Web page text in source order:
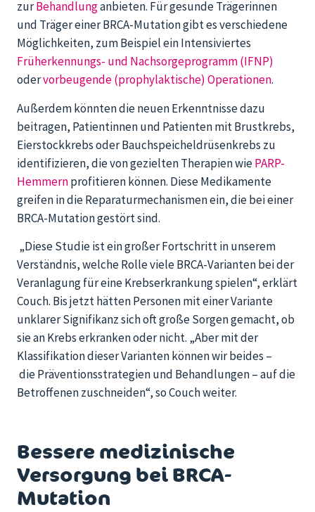
zurBehandlunganbieten. Für gesunde Trägerinnen
und Träger einer BRCA-Mutation gibt es verschiedene
Möglichkeiten, zum Beispiel ein Intensiviertes
Früherkennungs- und Nachsorgeprogramm (IFNP)
odervorbeugende (prophylaktische) Operationen.
Außerdem könnten die neuen Erkenntnisse dazu
beitragen, Patientinnen und Patienten mit Brustkrebs,
Eierstockkrebs oder Bauchspeicheldrüsenkrebs zu
identifizieren, die von gezielten Therapien wiePARP-
Hemmernprofitieren können. Diese Medikamente
greifen in die Reparaturmechanismen ein, die bei einer
BRCA-Mutation gestört sind.
„Diese Studie ist ein großer Fortschritt in unserem
Verständnis, welche Rolle viele BRCA-Varianten bei der
Veranlagung für eine Krebserkrankung spielen“, erklärt
Couch. Bis jetzt hätten Personen mit einer Variante
unklarer Signifikanz sich oft große Sorgen gemacht, ob
sie an Krebs erkranken oder nicht. „Aber mit der
Klassifikation dieser Varianten können wir beides –
die Präventionsstrategien und Behandlungen – auf die
Betroffenen zuschneiden“, so Couch weiter.
Bessere medizinische
Versorgung bei BRCA-
Mutation